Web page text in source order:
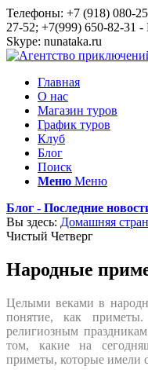
Телефоны: +7 (918) 080-
27-52; +7(999) 650-82-31
Skype: nunataka.ru
Главная
О нас
Магазин туров
График туров
Клуб
Блог
Поиск
Меню Меню
Блог - Последние
Вы здесь: Домашняя
Чистый Четверг
Народные
Целыми веками в
понятие, как
религиозным
том, какие на
приметы, которые имели